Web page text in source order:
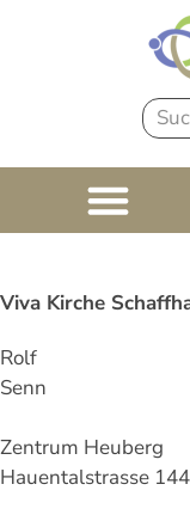
Viva Kirche
Rolf
Senn
Zentrum Heuberg
Hauentalstrasse 144